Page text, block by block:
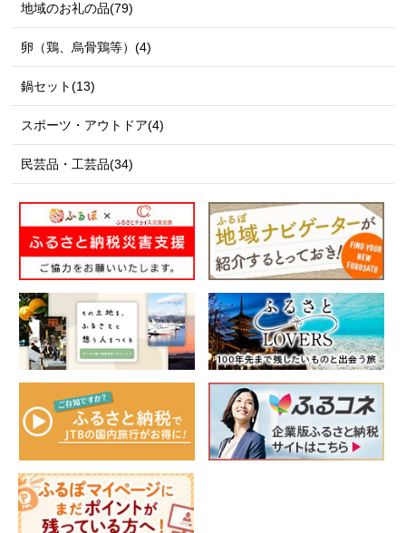
地域のお礼の品(79)
卵（鶏、烏骨鶏等）(4)
鍋セット(13)
スポーツ・アウトドア(4)
民芸品・工芸品(34)